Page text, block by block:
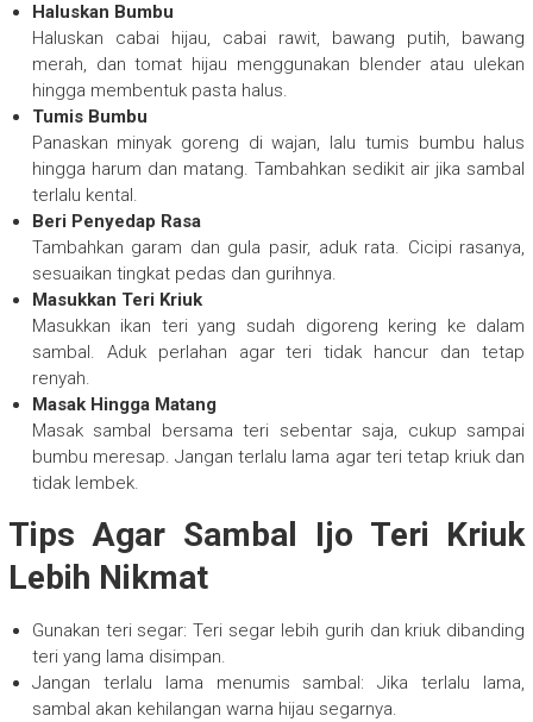
Haluskan Bumbu
Haluskan cabai hijau, cabai rawit, bawang putih, bawang
merah, dan tomat hijau menggunakan blender atau ulekan
hingga membentuk pasta halus.
Tumis Bumbu
Panaskan minyak goreng di wajan, lalu tumis bumbu halus
hingga harum dan matang. Tambahkan sedikit air jika sambal
terlalu kental.
Beri Penyedap Rasa
Tambahkan garam dan gula pasir, aduk rata. Cicipi rasanya,
sesuaikan tingkat pedas dan gurihnya.
Masukkan Teri Kriuk
Masukkan ikan teri yang sudah digoreng kering ke dalam
sambal. Aduk perlahan agar teri tidak hancur dan tetap
renyah.
Masak Hingga Matang
Masak sambal bersama teri sebentar saja, cukup sampai
bumbu meresap. Jangan terlalu lama agar teri tetap kriuk dan
tidak lembek.
Tips Agar Sambal Ijo Teri Kriuk
Lebih Nikmat
Gunakan teri segar: Teri segar lebih gurih dan kriuk dibanding
teri yang lama disimpan.
Jangan terlalu lama menumis sambal: Jika terlalu lama,
sambal akan kehilangan warna hijau segarnya.